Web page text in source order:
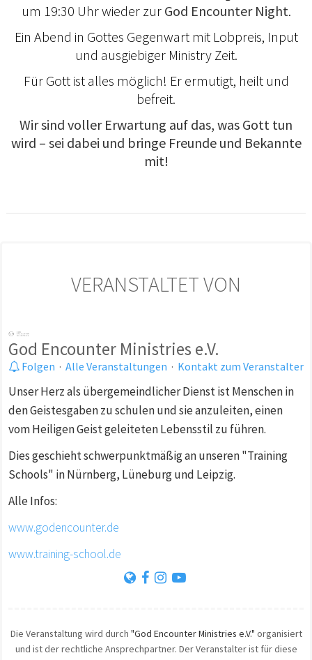
um 19:30 Uhr wieder zur God Encounter Night.
Ein Abend in Gottes Gegenwart mit Lobpreis, Input
und ausgiebiger Ministry Zeit.
Für Gott ist alles möglich! Er ermutigt, heilt und
befreit.
Wir sind voller Erwartung auf das, was Gott tun
wird – sei dabei und bringe Freunde und Bekannte
mit!
VERANSTALTET VON
God Encounter Ministries e.V.
Folgen · Alle Veranstaltungen · Kontakt zum Veranstalter
Unser Herz als übergemeindlicher Dienst ist Menschen in
den Geistesgaben zu schulen und sie anzuleiten, einen
vom Heiligen Geist geleiteten Lebensstil zu führen.
Dies geschieht schwerpunktmäßig an unseren "Training
Schools" in Nürnberg, Lüneburg und Leipzig.
Alle Infos:
www.godencounter.de
www.training-school.de
Die Veranstaltung wird durch "God Encounter Ministries e.V." organisiert
und ist der rechtliche Ansprechpartner. Der Veranstalter ist für diese